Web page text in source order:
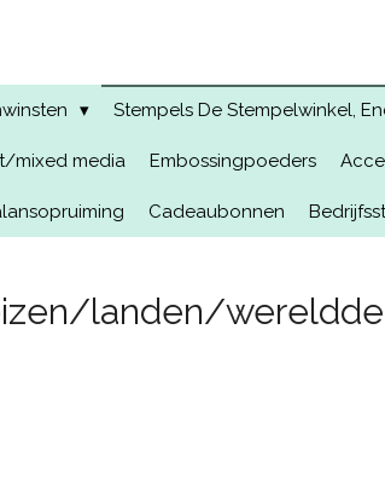
Stempels De Stempelwinkel,
mixed media Embossingpoeders
Cadeaubonnen
landen/